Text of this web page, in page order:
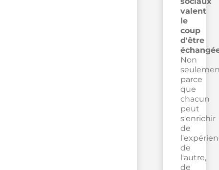
valent
le
coup
d'être
Non
parce
que
chacun
peut
s'enrichir
de
de
l'autre,
de